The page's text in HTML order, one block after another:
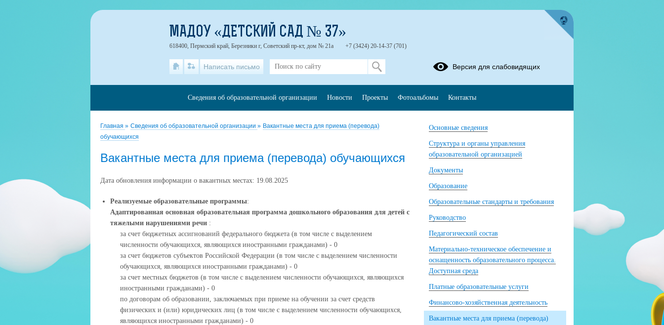
Главная » Сведения об образовательной организации » Вакантные места для приема (перевода)
обучающихся
Вакантные места для приема (перевода) обучающихся
Дата обновления информации о вакантных местах: 19.08.2025
Реализуемые образовательные программы:
Адаптированная основная образовательная программа дошкольного образования для детей с
тяжелыми нарушениями речи :
за счет бюджетных ассигнований федерального бюджета (в том числе с выделением
численности обучающихся, являющихся иностранными гражданами) - 0
за счет бюджетов субъектов Российской Федерации (в том числе с выделением численности
обучающихся, являющихся иностранными гражданами) - 0
за счет местных бюджетов (в том числе с выделением численности обучающихся, являющихся
иностранными гражданами) - 0
по договорам об образовании, заключаемых при приеме на обучении за счет средств
физических и (или) юридических лиц (в том числе с выделением численности обучающихся,
являющихся иностранными гражданами) - 0
Основные сведения
Структура и органы управления
образовательной организацией
Документы
Образование
Образовательные стандарты и требования
Руководство
Педагогический состав
Материально-техническое обеспечение и
оснащенность образовательного процесса.
Доступная среда
Платные образовательные услуги
Финансово-хозяйственная деятельность
Вакантные места для приема (перевода)
МАДОУ «ДЕТСКИЙ САД № 37»
618400, Пермский край, Березники г, Советский пр-кт, дом № 21а +7 (3424) 20-14-37 (701)
Написать письмо Версия для слабовидящих
Сведения об образовательной организации Новости Проекты Фотоальбомы Контакты